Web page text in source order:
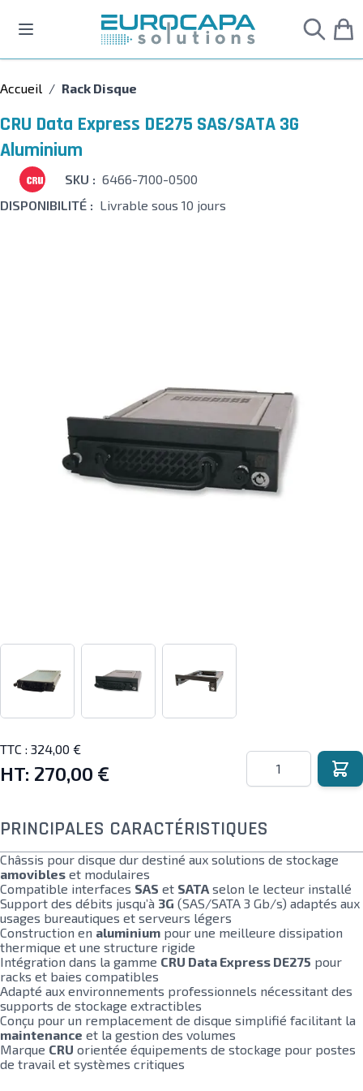
Accueil / Rack Disque
CRU Data Express DE275 SAS/SATA 3G
Aluminium
SKU : 6466-7100-0500
DISPONIBILITÉ : Livrable sous 10 jours
TTC : 324,00 €
HT: 270,00 €
Quantité
PRINCIPALES CARACTÉRISTIQUES
Châssis pour disque dur destiné aux solutions de stockage
amovibles et modulaires
Compatible interfaces SAS et SATA selon le lecteur installé
Support des débits jusqu’à 3G (SAS/SATA 3 Gb/s) adaptés aux
usages bureautiques et serveurs légers
Construction en aluminium pour une meilleure dissipation
thermique et une structure rigide
Intégration dans la gamme CRU Data Express DE275 pour
racks et baies compatibles
Adapté aux environnements professionnels nécessitant des
supports de stockage extractibles
Conçu pour un remplacement de disque simplifié facilitant la
maintenance et la gestion des volumes
Marque CRU orientée équipements de stockage pour postes
de travail et systèmes critiques